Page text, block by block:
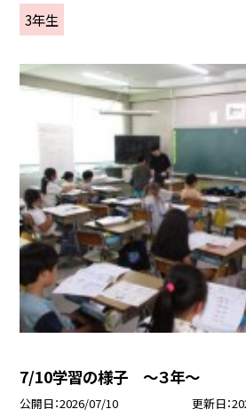
3年生
7/10学習の様子 ～３年～
公開日 2026/07/10 更新日